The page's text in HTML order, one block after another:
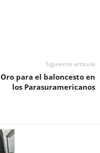
Siguiente artículo
Oro para el baloncesto en
los Parasuramericanos